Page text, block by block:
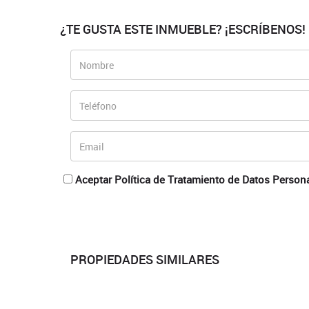
¿TE GUSTA ESTE INMUEBLE? ¡ESCRÍBENOS!
Aceptar Política de Tratamiento de Datos
PROPIEDADES SIMILARES